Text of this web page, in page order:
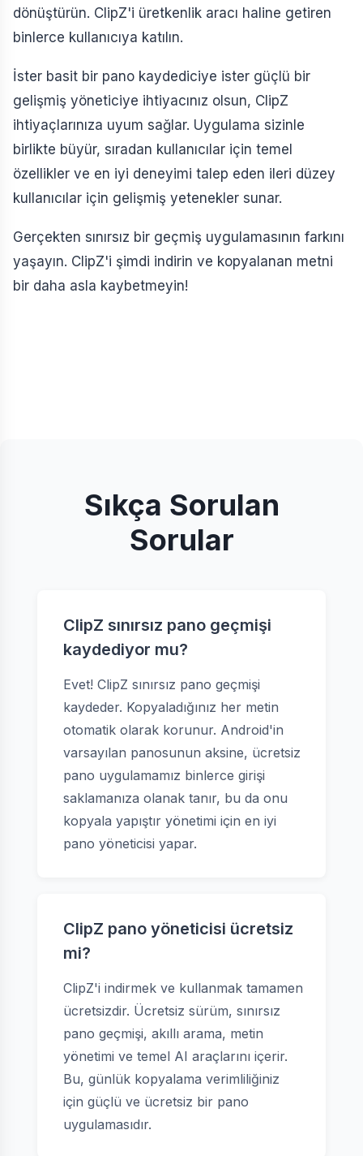
dönüştürün. ClipZ'i üretkenlik aracı haline getiren
binlerce kullanıcıya katılın.
İster basit bir pano kaydediciye ister güçlü bir
gelişmiş yöneticiye ihtiyacınız olsun, ClipZ
ihtiyaçlarınıza uyum sağlar. Uygulama sizinle
birlikte büyür, sıradan kullanıcılar için temel
özellikler ve en iyi deneyimi talep eden ileri düzey
kullanıcılar için gelişmiş yetenekler sunar.
Gerçekten sınırsız bir geçmiş uygulamasının farkını
yaşayın. ClipZ'i şimdi indirin ve kopyalanan metni
bir daha asla kaybetmeyin!
Sıkça Sorulan
Sorular
ClipZ sınırsız pano geçmişi
kaydediyor mu?
Evet! ClipZ sınırsız pano geçmişi
kaydeder. Kopyaladığınız her metin
otomatik olarak korunur. Android'in
varsayılan panosunun aksine, ücretsiz
pano uygulamamız binlerce girişi
saklamanıza olanak tanır, bu da onu
kopyala yapıştır yönetimi için en iyi
pano yöneticisi yapar.
ClipZ pano yöneticisi ücretsiz
mi?
ClipZ'i indirmek ve kullanmak tamamen
ücretsizdir. Ücretsiz sürüm, sınırsız
pano geçmişi, akıllı arama, metin
yönetimi ve temel AI araçlarını içerir.
Bu, günlük kopyalama verimliliğiniz
için güçlü ve ücretsiz bir pano
uygulamasıdır.